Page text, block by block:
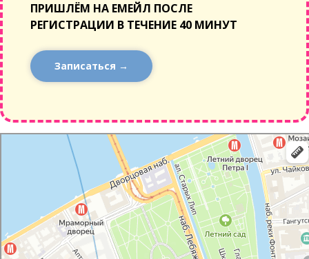
ПРИШЛЁМ НА ЕМЕЙЛ ПОСЛЕ
РЕГИСТРАЦИИ В ТЕЧЕНИЕ 40 МИНУТ
Записаться →
Санкт‑Петербург
Генералиссимус Александр Васильевич Суворов: как доехать на автомобиле,
общественным транспортом или пешком – Яндекс Карты